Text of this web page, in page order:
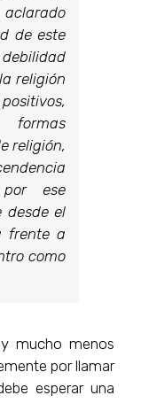
de este
religión
religión,
ese
desde el
frente a
como
mucho menos
por llamar
esperar una